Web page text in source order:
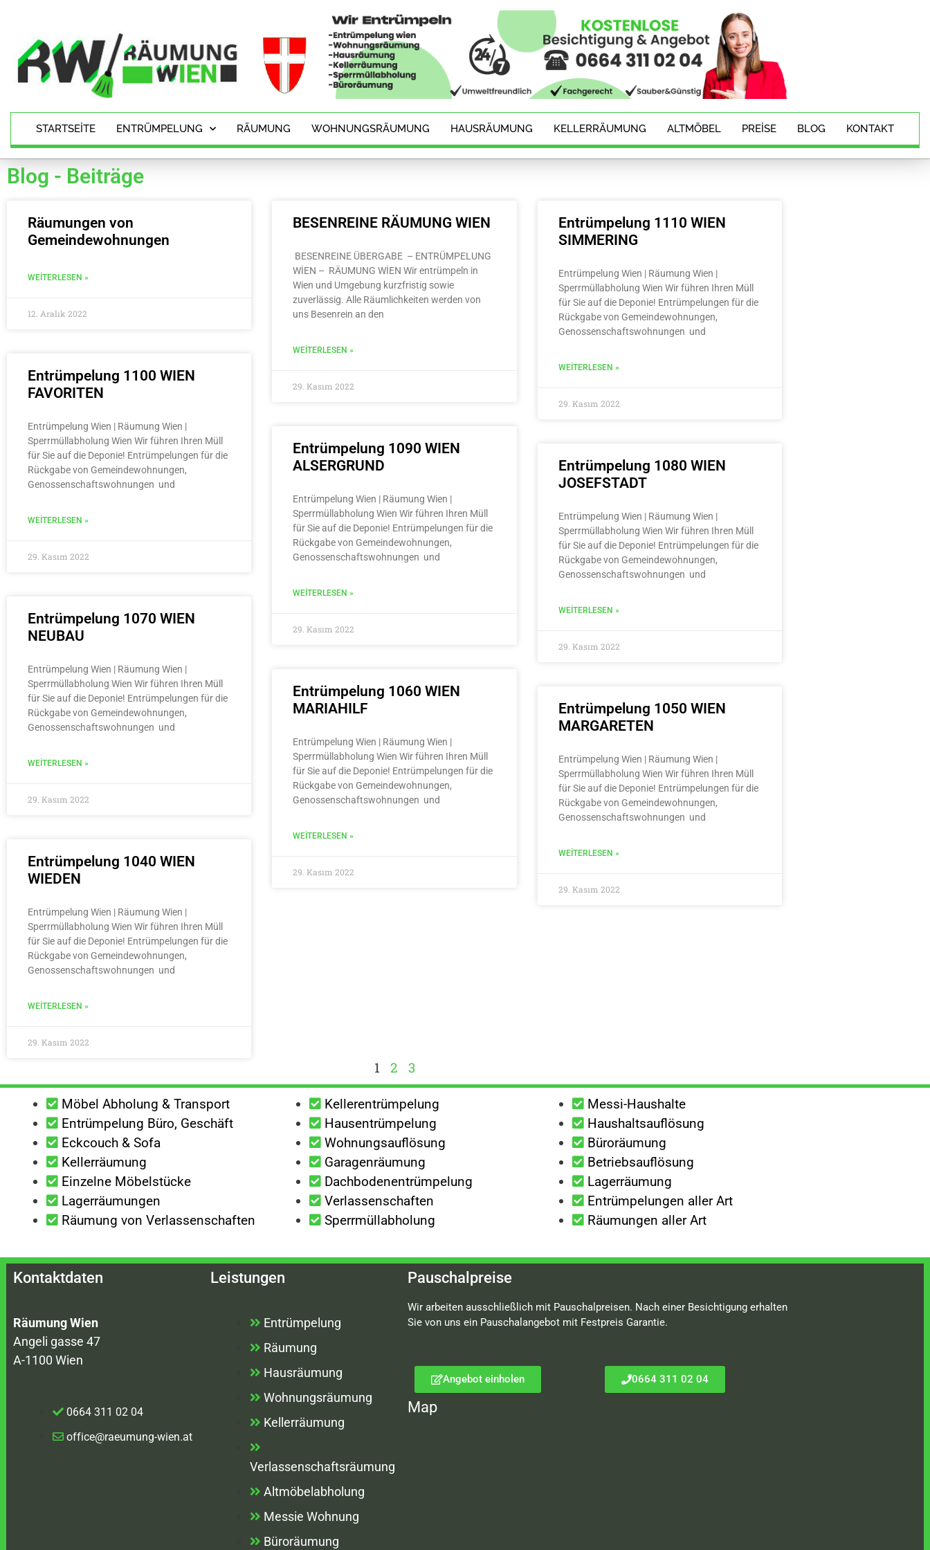
STARTSEITE ENTRÜMPELUNG RÄUMUNG WOHNUNGSRÄUMUNG HAUSRÄUMUNG KELLERRÄUMUNG ALTMÖBEL PREISE BLOG KONTAKT
Blog - Beiträge
Räumungen von
Gemeindewohnungen
WEITERLESEN »
12. Aralık 2022
BESENREINE RÄUMUNG WIEN
BESENREINE ÜBERGABE – ENTRÜMPELUNG
WİEN – RÄUMUNG WİEN Wir entrümpeln in
Wien und Umgebung kurzfristig sowie
zuverlässig. Alle Räumlichkeiten werden von
uns Besenrein an den
WEITERLESEN »
29. Kasım 2022
Entrümpelung 1110 WIEN
SIMMERING
Entrümpelung Wien | Räumung Wien |
Sperrmüllabholung Wien Wir führen Ihren Müll
für Sie auf die Deponie! Entrümpelungen für die
Rückgabe von Gemeindewohnungen,
Genossenschaftswohnungen und
WEITERLESEN »
29. Kasım 2022
Entrümpelung 1100 WIEN
FAVORITEN
Entrümpelung Wien | Räumung Wien |
Sperrmüllabholung Wien Wir führen Ihren Müll
für Sie auf die Deponie! Entrümpelungen für die
Rückgabe von Gemeindewohnungen,
Genossenschaftswohnungen und
WEITERLESEN »
29. Kasım 2022
Entrümpelung 1090 WIEN
ALSERGRUND
Entrümpelung Wien | Räumung Wien |
Sperrmüllabholung Wien Wir führen Ihren Müll
für Sie auf die Deponie! Entrümpelungen für die
Rückgabe von Gemeindewohnungen,
Genossenschaftswohnungen und
WEITERLESEN »
29. Kasım 2022
Entrümpelung 1080 WIEN
JOSEFSTADT
Entrümpelung Wien | Räumung Wien |
Sperrmüllabholung Wien Wir führen Ihren Müll
für Sie auf die Deponie! Entrümpelungen für die
Rückgabe von Gemeindewohnungen,
Genossenschaftswohnungen und
WEITERLESEN »
29. Kasım 2022
Entrümpelung 1070 WIEN
NEUBAU
Entrümpelung Wien | Räumung Wien |
Sperrmüllabholung Wien Wir führen Ihren Müll
für Sie auf die Deponie! Entrümpelungen für die
Rückgabe von Gemeindewohnungen,
Genossenschaftswohnungen und
WEITERLESEN »
29. Kasım 2022
Entrümpelung 1060 WIEN
MARIAHILF
Entrümpelung Wien | Räumung Wien |
Sperrmüllabholung Wien Wir führen Ihren Müll
für Sie auf die Deponie! Entrümpelungen für die
Rückgabe von Gemeindewohnungen,
Genossenschaftswohnungen und
WEITERLESEN »
29. Kasım 2022
Entrümpelung 1050 WIEN
MARGARETEN
Entrümpelung Wien | Räumung Wien |
Sperrmüllabholung Wien Wir führen Ihren Müll
für Sie auf die Deponie! Entrümpelungen für die
Rückgabe von Gemeindewohnungen,
Genossenschaftswohnungen und
WEITERLESEN »
29. Kasım 2022
Entrümpelung 1040 WIEN
WIEDEN
Entrümpelung Wien | Räumung Wien |
Sperrmüllabholung Wien Wir führen Ihren Müll
für Sie auf die Deponie! Entrümpelungen für die
Rückgabe von Gemeindewohnungen,
Genossenschaftswohnungen und
WEITERLESEN »
29. Kasım 2022
1 2 3
Möbel Abholung & Transport
Entrümpelung Büro, Geschäft
Eckcouch & Sofa
Kellerräumung
Einzelne Möbelstücke
Lagerräumungen
Räumung von Verlassenschaften
Kellerentrümpelung
Hausentrümpelung
Wohnungsauflösung
Garagenräumung
Dachbodenentrümpelung
Verlassenschaften
Sperrmüllabholung
Messi-Haushalte
Haushaltsauflösung
Büroräumung
Betriebsauflösung
Lagerräumung
Entrümpelungen aller Art
Räumungen aller Art
Kontaktdaten
Räumung Wien
Angeli gasse 47
A-1100 Wien
0664 311 02 04
office@raeumung-wien.at
Leistungen
Entrümpelung
Räumung
Hausräumung
Wohnungsräumung
Kellerräumung
Verlassenschaftsräumung
Altmöbelabholung
Messie Wohnung
Büroräumung
Pauschalpreise
Wir arbeiten ausschließlich mit Pauschalpreisen. Nach einer Besichtigung erhalten
Sie von uns ein Pauschalangebot mit Festpreis Garantie.
Angebot einholen 0664 311 02 04
Map